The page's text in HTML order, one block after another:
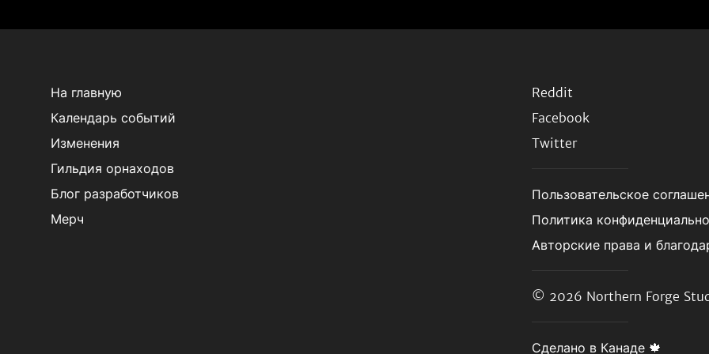
На главную
Календарь событий
Изменения
Гильдия орнаходов
Блог разработчиков
Мерч
Reddit
Facebook
Twitter
Пользовательское
Политика
Авторские права и
© 2026 Northern Forge
Сделано в Канаде 🍁